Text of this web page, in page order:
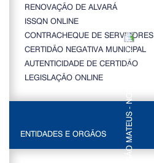
RENOVAÇÃO DE ALVARÁ
ISSQN ONLINE
CONTRACHEQUE DE SERVIDORES
CERTIDÃO NEGATIVA MUNICIPAL
AUTENTICIDADE DE CERTIDÃO
LEGISLAÇÃO ONLINE
ENTIDADES E ORGÃOS